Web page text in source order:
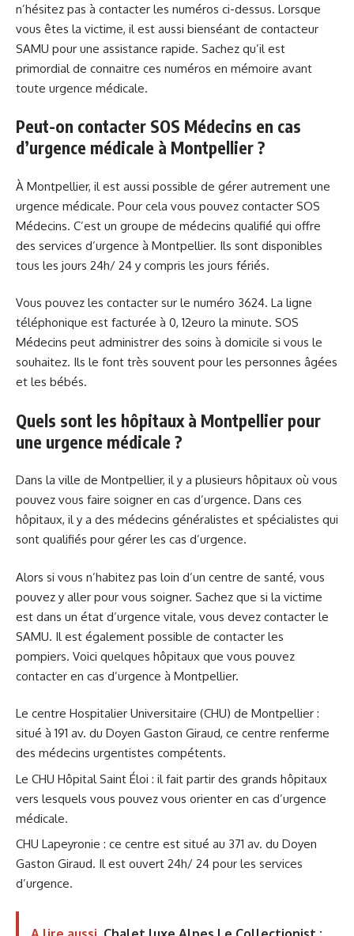
n’hésitez pas à contacter les numéros ci-dessus. Lorsque
vous êtes la victime, il est aussi bienséant de contacteur
SAMU pour une assistance rapide. Sachez qu’il est
primordial de connaitre ces numéros en mémoire avant
toute urgence médicale.
Peut-on contacter SOS Médecins en cas
d’urgence médicale à Montpellier ?
À Montpellier, il est aussi possible de gérer autrement une
urgence médicale. Pour cela vous pouvez contacter SOS
Médecins. C’est un groupe de médecins qualifié qui offre
des services d’urgence à Montpellier. Ils sont disponibles
tous les jours 24h/ 24 y compris les jours fériés.
Vous pouvez les contacter sur le numéro 3624. La ligne
téléphonique est facturée à 0, 12euro la minute. SOS
Médecins peut administrer des soins à domicile si vous le
souhaitez. Ils le font très souvent pour les personnes âgées
et les bébés.
Quels sont les hôpitaux à Montpellier pour
une urgence médicale ?
Dans la ville de Montpellier, il y a plusieurs hôpitaux où vous
pouvez vous faire soigner en cas d’urgence. Dans ces
hôpitaux, il y a des médecins généralistes et spécialistes qui
sont qualifiés pour gérer les cas d’urgence.
Alors si vous n’habitez pas loin d’un centre de santé, vous
pouvez y aller pour vous soigner. Sachez que si la victime
est dans un état d’urgence vitale, vous devez contacter le
SAMU. Il est également possible de contacter les
pompiers. Voici quelques hôpitaux que vous pouvez
contacter en cas d’urgence à Montpellier.
Le centre Hospitalier Universitaire (CHU) de Montpellier :
situé à 191 av. du Doyen Gaston Giraud, ce centre renferme
des médecins urgentistes compétents.
Le CHU Hôpital Saint Éloi : il fait partir des grands hôpitaux
vers lesquels vous pouvez vous orienter en cas d’urgence
médicale.
CHU Lapeyronie : ce centre est situé au 371 av. du Doyen
Gaston Giraud. Il est ouvert 24h/ 24 pour les services
d’urgence.